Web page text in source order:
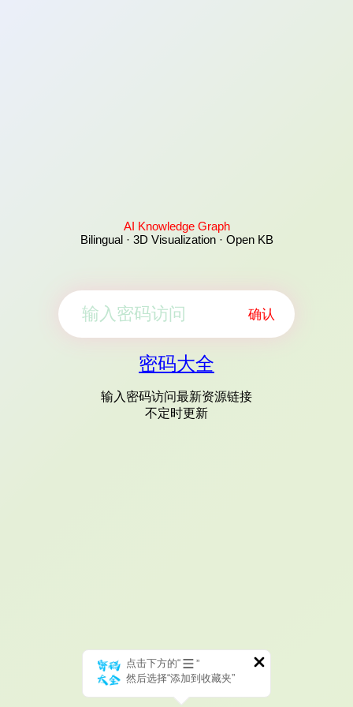
AI Knowledge Graph
Bilingual · 3D Visualization · Open KB
确认
密码大全
输入密码访问最新资源链接
不定时更新
点击下方的“
”
然后选择“添加到收藏夹”